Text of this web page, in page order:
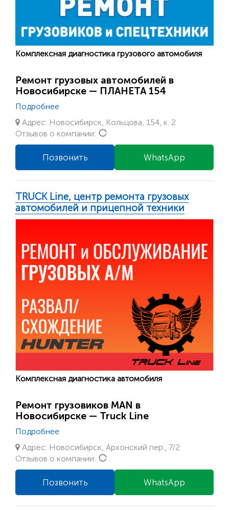
Комплексная диагностика грузового автомобиля
Ремонт грузовых автомобилей в
Новосибирске — ПЛАНЕТА 154
Подробнее
Адрес: Новосибирск, Кольцова, 154, к. 2
Отзывов о компании:
WhatsApp
Позвонить
TRUCK Line, центр ремонта грузовых
автомобилей и прицепной техники
Комплексная диагностика автомобиля
Ремонт грузовиков MAN в
Новосибирске — Truck Line
Подробнее
Адрес: Новосибирск, Архонский пер., 7/2
Отзывов о компании:
WhatsApp
Позвонить